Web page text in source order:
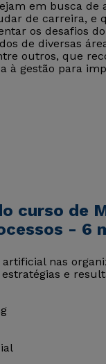
em busca
de carreira, e
os desafios
de diversas
outros, que
à gestão para
curso de
- 6
nas
e